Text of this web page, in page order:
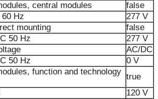
central modules
false
60 Hz
277 V
mounting
false
50 Hz
277 V
AC/DC
50 Hz
0 V
function and technology
true
120 V